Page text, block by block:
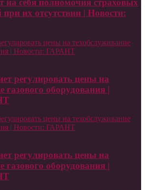
себя полномочия страховых
их отсутствии | Новости:
цены на техобслуживание
| Новости: ГАРАНТ
регулировать цены на
газового оборудования |
цены на техобслуживание
| Новости: ГАРАНТ
регулировать цены на
газового оборудования |